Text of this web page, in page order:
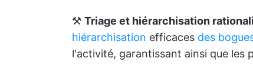
⚒️ Triage et hiérarchisation
hiérarchisation efficaces des
l'activité, garantissant ainsi que les